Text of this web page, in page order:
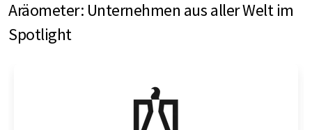
Aräometer: Unternehmen aus aller Welt im
Spotlight